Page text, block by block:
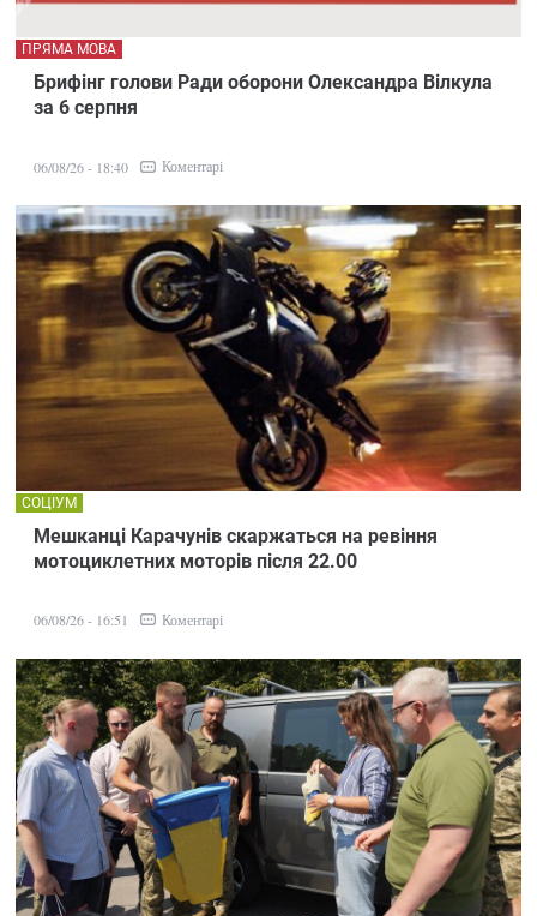
Брифінг голови Ради оборони Олександра Вілкула
за 6 серпня
ПРЯМА МОВА
06/08/26 - 18:40 Коментарі
Мешканці Карачунів скаржаться на ревіння
мотоциклетних моторів після 22.00
СОЦІУМ
06/08/26 - 16:51 Коментарі